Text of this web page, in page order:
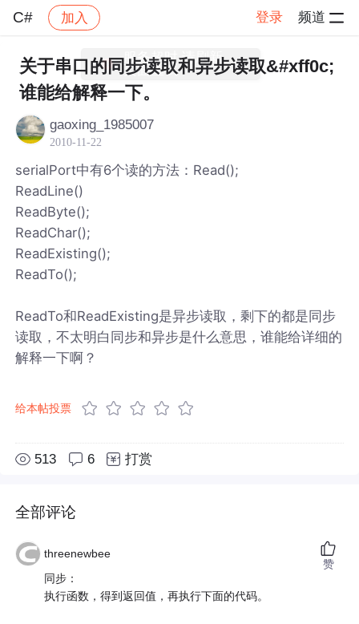
C# 加入 登录 频道
社区 C# 帖子详情
关于串口的同步读取和异步读取&#xff0c;
谁能给解释一下。
gaoxing_1985007
2010-11-22
serialPort中有6个读的方法：Read();
ReadLine()
ReadByte();
ReadChar();
ReadExisting();
ReadTo();
ReadTo和ReadExisting是异步读取，剩下的都是同步
读取，不太明白同步和异步是什么意思，谁能给详细的
解释一下啊？
给本帖投票
513 6 打赏
全部评论
threenewbee
同步：
执行函数，得到返回值，再执行下面的代码。
赞